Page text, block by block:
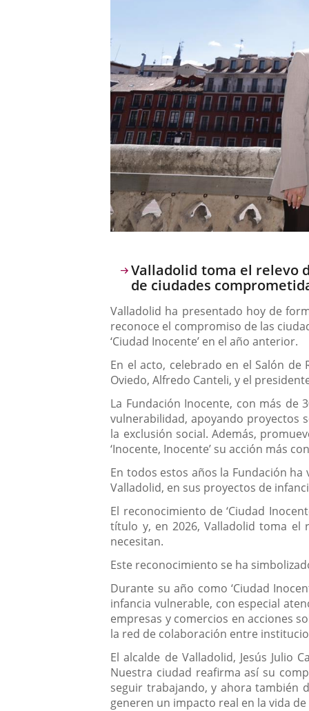
Descripción
Valladolid toma el relevo
de ciudades
Valladolid ha presentado hoy de
reconoce el compromiso de las
‘Ciudad Inocente’ en el año anterior.
En el acto, celebrado en el Salón de
Oviedo, Alfredo Canteli, y el
La Fundación Inocente, con más de
vulnerabilidad, apoyando proyectos
la exclusión social. Además,
‘Inocente, Inocente’ su acción más
En todos estos años la Fundación
Valladolid, en sus proyectos de
El reconocimiento de ‘Ciudad
título y, en 2026, Valladolid toma el
necesitan.
Este reconocimiento se ha
Durante su año como ‘Ciudad
infancia vulnerable, con especial
empresas y comercios en acciones
la red de colaboración entre
El alcalde de Valladolid, Jesús Julio
Nuestra ciudad reafirma así su
seguir trabajando, y ahora también
generen un impacto real en la vida